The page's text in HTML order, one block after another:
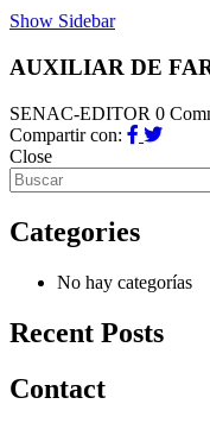
Show Sidebar
AUXILIAR DE
SENAC-EDITOR 0
Compartir con:
Close
Categories
No hay categorías
Recent Posts
Contact